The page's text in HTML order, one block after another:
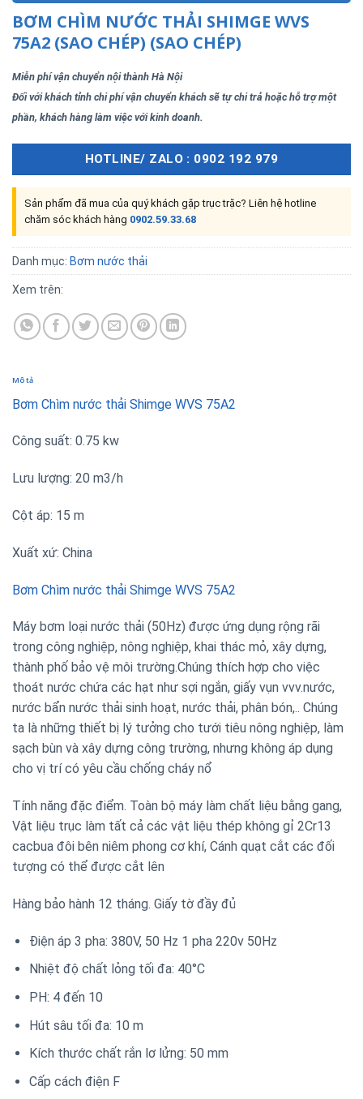
BƠM CHÌM NƯỚC THẢI SHIMGE WVS
75A2 (SAO CHÉP) (SAO CHÉP)
Miễn phí vận chuyển nội thành Hà Nội
Đối với khách tỉnh chi phí vận chuyển khách sẽ tự chi trả hoặc hỗ trợ một
phần, khách hàng làm việc với kinh doanh.
HOTLINE/ ZALO : 0902 192 979
Sản phẩm đã mua của quý khách gặp trục trặc? Liên hệ hotline
chăm sóc khách hàng 0902.59.33.68
Danh mục: Bơm nước thải
Xem trên:
Mô tả
Bơm Chìm nước thải Shimge WVS 75A2
Công suất: 0.75 kw
Lưu lượng: 20 m3/h
Cột áp: 15 m
Xuất xứ: China
Bơm Chìm nước thải Shimge WVS 75A2
Máy bơm loại nước thải (50Hz) được ứng dụng rộng rãi
trong công nghiệp, nông nghiệp, khai thác mỏ, xây dựng,
thành phố bảo vệ môi trường.Chúng thích hợp cho việc
thoát nước chứa các hạt như sợi ngắn, giấy vụn vvv.nước,
nước bẩn nước thải sinh hoạt, nước thải, phân bón,.. Chúng
ta là những thiết bị lý tưởng cho tưới tiêu nông nghiệp, làm
sạch bùn và xây dựng công trường, nhưng không áp dụng
cho vị trí có yêu cầu chống cháy nổ
Tính năng đặc điểm. Toàn bộ máy làm chất liệu bằng gang,
Vật liệu trục làm tất cả các vật liệu thép không gỉ 2Cr13
cacbua đôi bên niêm phong cơ khí, Cánh quạt cắt các đối
tượng có thể được cắt lên
Hàng bảo hành 12 tháng. Giấy tờ đầy đủ
Điện áp 3 pha: 380V, 50 Hz 1 pha 220v 50Hz
Nhiệt độ chất lỏng tối đa: 40°C
PH: 4 đến 10
Hút sâu tối đa: 10 m
Kích thước chất rắn lơ lửng: 50 mm
Cấp cách điện F